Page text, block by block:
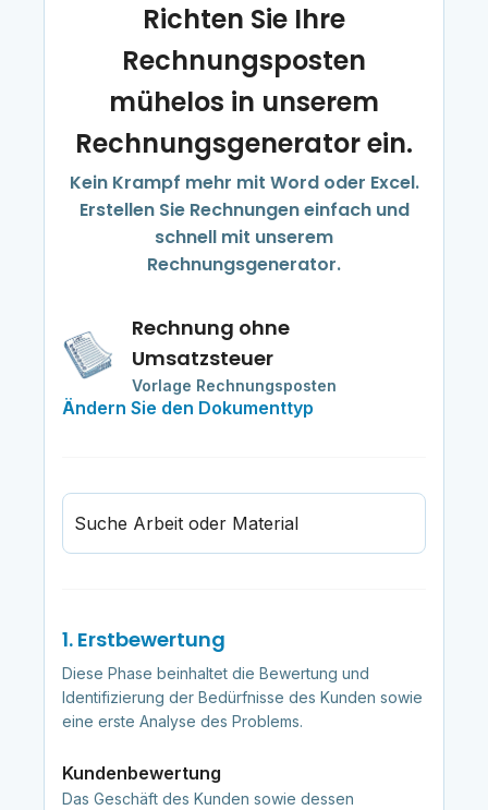
Richten Sie Ihre
Rechnungsposten
mühelos in unserem
Rechnungsgenerator ein.
Kein Krampf mehr mit Word oder Excel.
Erstellen Sie Rechnungen einfach und
schnell mit unserem
Rechnungsgenerator.
Rechnung ohne
Umsatzsteuer
Vorlage Rechnungsposten
Ändern Sie den Dokumenttyp
Suche Arbeit oder Material
1. Erstbewertung
Diese Phase beinhaltet die Bewertung und
Identifizierung der Bedürfnisse des Kunden sowie
eine erste Analyse des Problems.
Kundenbewertung
Das Geschäft des Kunden sowie dessen